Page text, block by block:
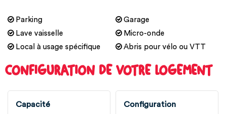
Parking
Garage
Lave vaisselle
Micro-onde
Local à usage spécifique
Abris pour vélo ou VTT
CONFIGURATION DE VOTRE LOGEMENT
Capacité Configuration